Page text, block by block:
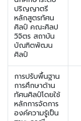
ปริญญาตรี
หลักสูตรทัศน
ศิลป์ คณะศิลป
วิจิตร สถาบัน
บัณฑิตพัฒน
ศิลป์
การปรับพื้นฐาน
การศึกษาด้าน
ทัศนศิลป์โดยใช้
หลักการจัดการ
องค์ความรู้เป็น